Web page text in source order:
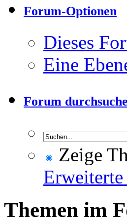
Forum-Optionen
Dieses
Eine
Forum
Zeige
Erweiterte
Themen im